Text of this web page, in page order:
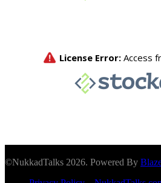
©NukkadTalks 2026. Powered By